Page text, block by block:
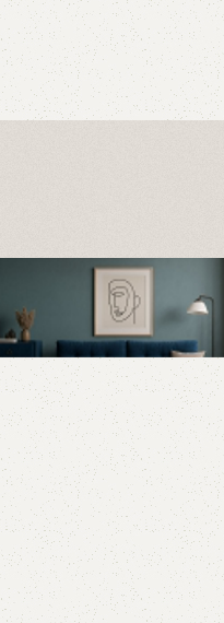
СОтА
Создаём пространство, в
которое хочется
возвращаться